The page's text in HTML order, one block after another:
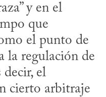
y en el
que
el punto de
la regulación de
el
cierto arbitraje